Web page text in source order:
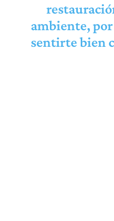
ambiente,
sentirte bien